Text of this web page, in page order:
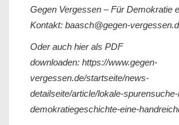
Gegen Vergessen – Für Demokratie
Kontakt: baasch@gegen-
Oder auch hier als PDF
downloaden: https://www.gegen-
vergessen.de/startseite/news-
detailseite/article/lokale-
demokratiegeschichte-eine-